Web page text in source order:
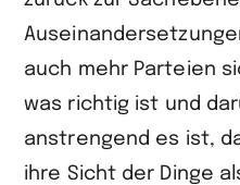
auch mehr Parteien
was richtig ist und
anstrengend es ist,
ihre Sicht der Dinge